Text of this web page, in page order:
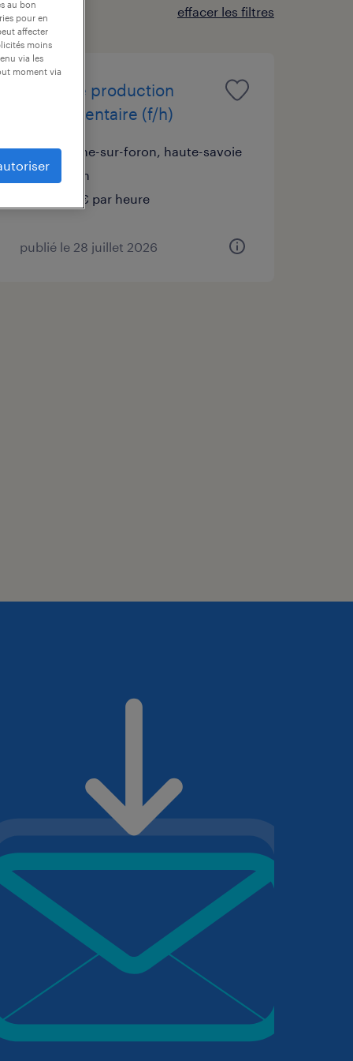
effacer les filtres
agent de production
agroalimentaire (f/h)
la roche-sur-foron, haute-savoie
intérim
12,31 € par heure
publié le 28 juillet 2026
au bon
pour en
affecter
moins
via les
moment via